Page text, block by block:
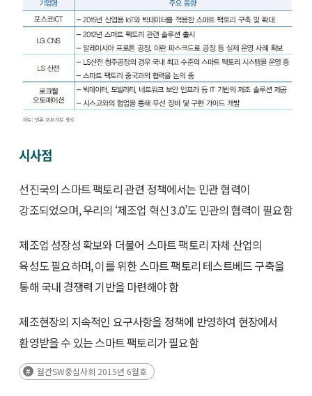
시사점
선진국의 스마트 팩토리 관련 정책에서는 민관 협력이
강조되었으며, 우리의 ‘제조업 혁신 3.0’도 민관의 협력이 필요함
제조업 성장성 확보와 더불어 스마트 팩토리 자체 산업의
육성도 필요하며, 이를 위한 스마트 팩토리 테스트베드 구축을
통해 국내 경쟁력 기반을 마련해야 함
제조현장의 지속적인 요구사항을 정책에 반영하여 현장에서
환영받을 수 있는 스마트 팩토리가 필요함
월간SW중심사회 2015년 6월호